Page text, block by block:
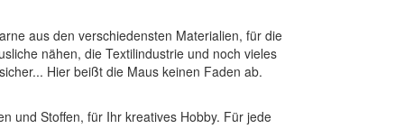
aus den verschiedensten Materialien, für die
nähen, die Textilindustrie und noch vieles
Hier beißt die Maus keinen Faden ab.
und Stoffen, für Ihr kreatives Hobby. Für jede